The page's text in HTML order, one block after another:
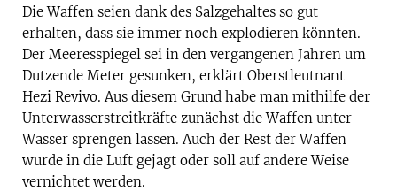
Die Waffen seien dank des Salzgehaltes so gut
erhalten, dass sie immer noch explodieren könnten.
Der Meeresspiegel sei in den vergangenen Jahren um
Dutzende Meter gesunken, erklärt Oberstleutnant
Hezi Revivo. Aus diesem Grund habe man mithilfe der
Unterwasserstreitkräfte zunächst die Waffen unter
Wasser sprengen lassen. Auch der Rest der Waffen
wurde in die Luft gejagt oder soll auf andere Weise
vernichtet werden.